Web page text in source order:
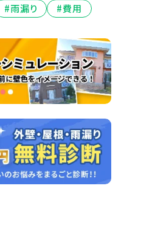
#雨漏り #費用